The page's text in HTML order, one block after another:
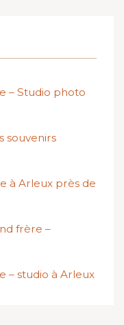
– Studio photo
souvenirs
à Arleux près de
frère –
– studio à Arleux